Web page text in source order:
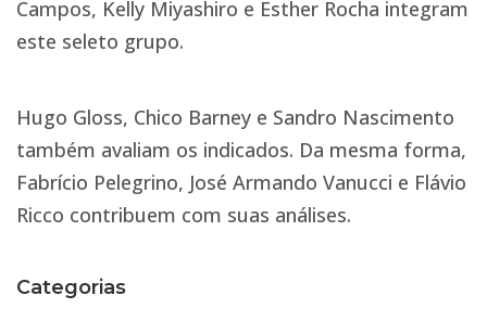
Campos, Kelly Miyashiro e Esther Rocha integram
este seleto grupo.
Hugo Gloss, Chico Barney e Sandro Nascimento
também avaliam os indicados. Da mesma forma,
Fabrício Pelegrino, José Armando Vanucci e Flávio
Ricco contribuem com suas análises.
Categorias